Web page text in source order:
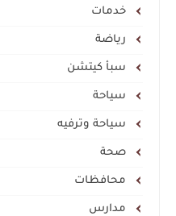
خدمات
رياضة
سبأ كيتشن
سياحة
سياحة وترفيه
صحة
محافظات
مدارس